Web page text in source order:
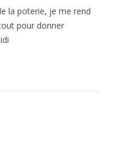
la poterie, je me rend
pour donner